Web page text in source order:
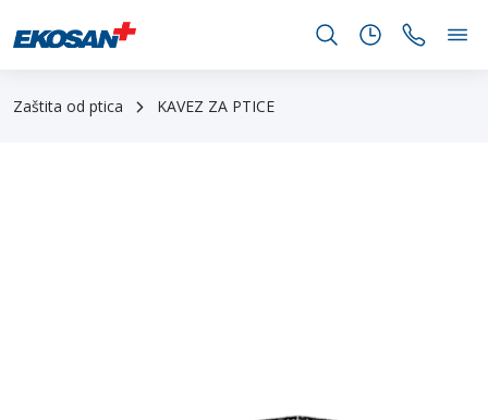
Zaštita od ptica KAVEZ ZA PTICE